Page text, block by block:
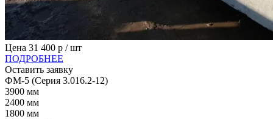
Цена 31 400 р / шт
ПОДРОБНЕЕ
Оставить заявку
ФМ-5 (Серия 3.016.2-12)
3900 мм
2400 мм
1800 мм